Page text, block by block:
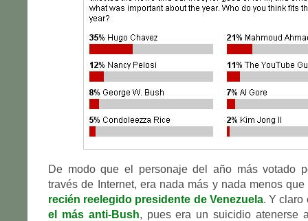
De modo que el personaje del año más votado
través de Internet, era nada más y nada menos
recién reelegido presidente de Venezuela. Y claro
el más anti-Bush, pues era un suicidio atenerse